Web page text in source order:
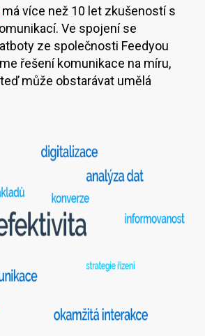
má více než 10 let zkušeností s
Ve spojení se
ze společnosti Feedyou
řešení komunikace na míru,
může obstarávat umělá